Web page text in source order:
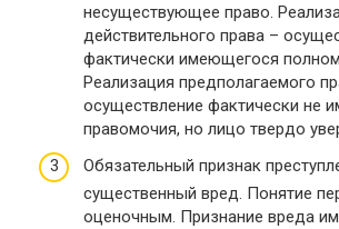
несуществующее право.
действительного права –
фактически имеющегося
Реализация предполагаемого
осуществление фактически не
правомочия, но лицо твердо
Обязательный признак
существенный вред. Понятие
оценочным. Признание вреда